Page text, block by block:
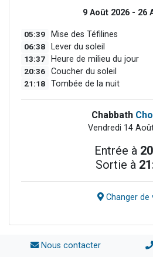
9 Août 2026 - 26
05:39 Mise des Téfilines
06:38 Lever du soleil
13:37 Heure de milieu du jour
20:36 Coucher du soleil
21:18 Tombée de la nuit
Chabbath
Vendredi 14
Entrée à
Sortie à
Changer de
Nous contacter